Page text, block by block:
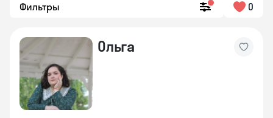
Фильтры 0
Ольга